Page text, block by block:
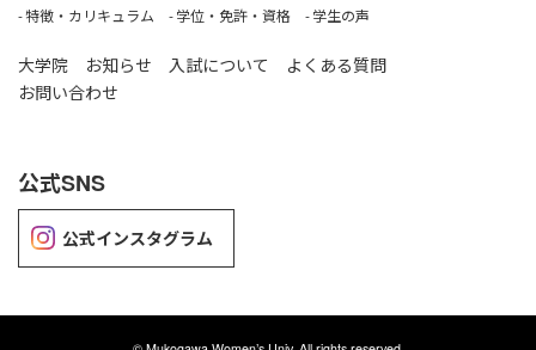
特徴・カリキュラム 学位・免許・資格 学生の声
大学院 お知らせ 入試について
よくある質問
お問い合わせ
公式SNS
公式インスタグラム